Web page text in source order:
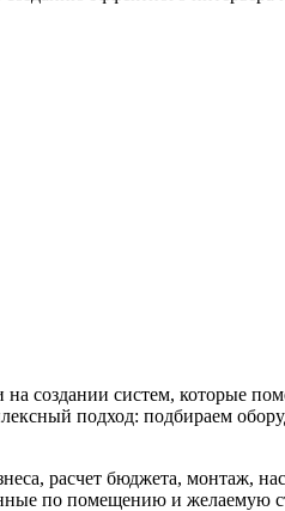
создании систем, которые
подход: подбираем
расчет бюджета,
по помещению и желаемую